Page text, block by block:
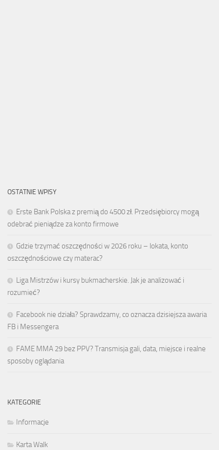
OSTATNIE WPISY
Erste Bank Polska z premią do 4500 zł. Przedsiębiorcy mogą
odebrać pieniądze za konto firmowe
Gdzie trzymać oszczędności w 2026 roku – lokata, konto
oszczędnościowe czy materac?
Liga Mistrzów i kursy bukmacherskie. Jak je analizować i
rozumieć?
Facebook nie działa? Sprawdzamy, co oznacza dzisiejsza awaria
FB i Messengera
FAME MMA 29 bez PPV? Transmisja gali, data, miejsce i realne
sposoby oglądania
KATEGORIE
Informacje
Karta Walk